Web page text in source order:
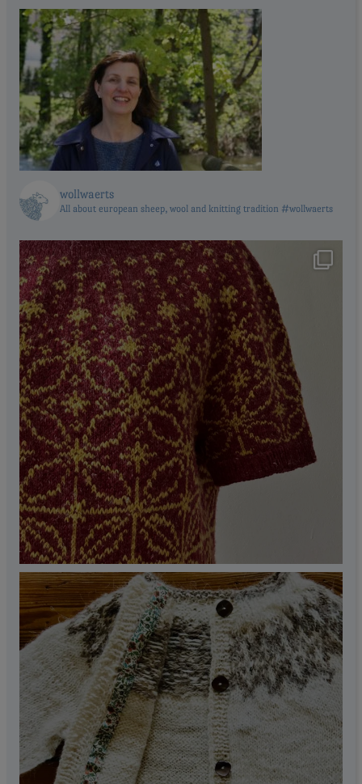
wollwaerts
All about european sheep, wool and knitting tradition #wollwaerts